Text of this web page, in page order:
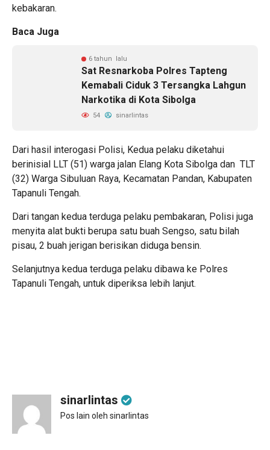
kebakaran.
Baca Juga
6 tahun lalu
Sat Resnarkoba Polres Tapteng
Kemabali Ciduk 3 Tersangka Lahgun
Narkotika di Kota Sibolga
54 sinarlintas
Dari hasil interogasi Polisi, Kedua pelaku diketahui
berinisial LLT (51) warga jalan Elang Kota Sibolga dan TLT
(32) Warga Sibuluan Raya, Kecamatan Pandan, Kabupaten
Tapanuli Tengah.
Dari tangan kedua terduga pelaku pembakaran, Polisi juga
menyita alat bukti berupa satu buah Sengso, satu bilah
pisau, 2 buah jerigan berisikan diduga bensin.
Selanjutnya kedua terduga pelaku dibawa ke Polres
Tapanuli Tengah, untuk diperiksa lebih lanjut.
sinarlintas
Pos lain oleh sinarlintas